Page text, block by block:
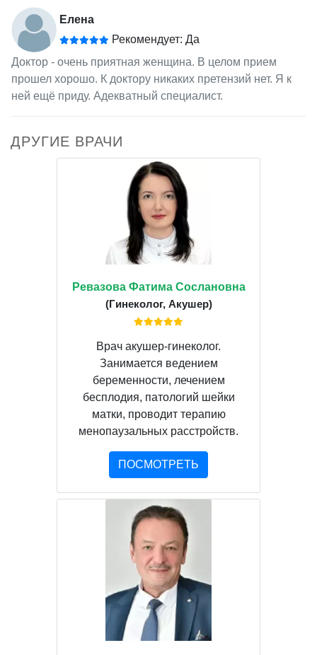
Елена
Рекомендует: Да
Доктор - очень приятная женщина. В целом прием
прошел хорошо. К доктору никаких претензий нет. Я к
ней ещё приду. Адекватный специалист.
ДРУГИЕ ВРАЧИ
Ревазова Фатима Сослановна
(Гинеколог, Акушер)
Врач акушер-гинеколог.
Занимается ведением
беременности, лечением
бесплодия, патологий шейки
матки, проводит терапию
менопаузальных расстройств.
ПОСМОТРЕТЬ